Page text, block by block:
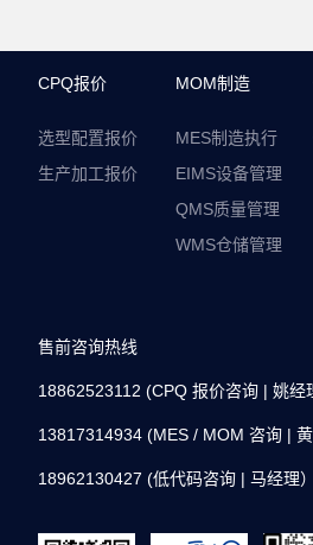
CPQ报价
选型配置报价
生产加工报价
MOM制造
MES制造执行
EIMS设备管理
QMS质量管理
WMS仓储管理
售前咨询热线
18862523112 (CPQ 报价咨询 | 姚经
13817314934 (MES / MOM 咨询 |
18962130427 (低代码咨询 | 马经理）